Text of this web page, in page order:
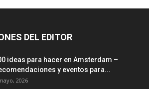
DEL EDITOR
ideas para hacer en Amsterdam –
y eventos para...
2026